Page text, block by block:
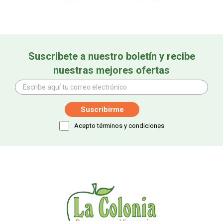
Suscribete a nuestro boletín y recibe
nuestras mejores ofertas
Acepto términos y condiciones